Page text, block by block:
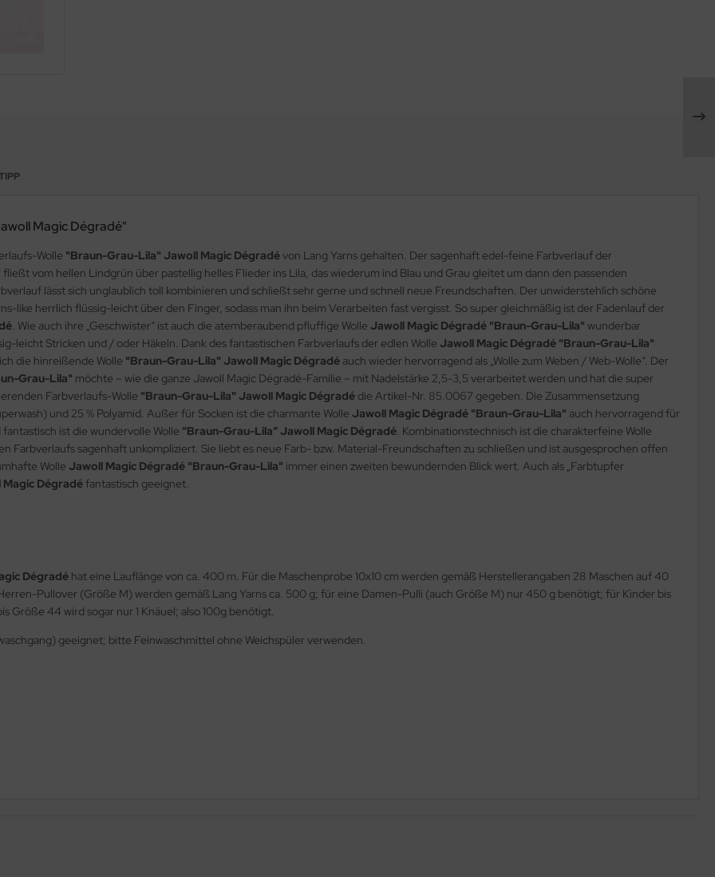
Magic Dégradé"
Wolle "Braun-Grau-Lila" Jawoll Magic Dégradévon Lang Yarns gehalten. Der sagenhaft edel-feine Farbverlauf der
fließt vom hellen Lindgrün über pastellig helles Flieder ins Lila, das wiederum ind Blau und Grau gleitet um dann den passenden
lässt sich unglaublich toll kombinieren und schließt sehr gerne und schnell neue Freundschaften. Der unwiderstehlich schöne
like herrlich flüssig-leicht über den Finger, sodass man ihn beim Verarbeiten fast vergisst. So super gleichmäßig ist der Fadenlauf der
. Wie auch ihre „Geschwister“ ist auch die atemberaubend pfluffige Wolle Jawoll Magic Dégradé "Braun-Grau-Lila" wunderbar
leicht Stricken und / oder Häkeln. Dank des fantastischen Farbverlaufs der edlen Wolle Jawoll Magic Dégradé "Braun-Grau-Lila"
die hinreißende Wolle "Braun-Grau-Lila" Jawoll Magic Dégradé auch wieder hervorragend als „Wolle zum Weben / Web-Wolle“. Der
Grau-Lila" möchte – wie die ganze Jawoll Magic Dégradé-Familie – mit Nadelstärke 2,5-3,5 verarbeitet werden und hat die super
Farbverlaufs-Wolle "Braun-Grau-Lila" Jawoll Magic Dégradé die Artikel-Nr. 85.0067 gegeben. Die Zusammensetzung
und 25 % Polyamid. Außer für Socken ist die charmante Wolle Jawoll Magic Dégradé "Braun-Grau-Lila" auch hervorragend für
ist die wundervolle Wolle “Braun-Grau-Lila“ Jawoll Magic Dégradé . Kombinationstechnisch ist die charakterfeine Wolle
Farbverlaufs sagenhaft unkompliziert. Sie liebt es neue Farb- bzw. Material-Freundschaften zu schließen und ist ausgesprochen offen
Wolle Jawoll Magic Dégradé "Braun-Grau-Lila" immer einen zweiten bewundernden Blick wert. Auch als „Farbtupfer
Dégradéfantastisch geeignet.
Dégradé hat eine Lauflänge von ca. 400 m. Für die Maschenprobe 10x10 cm werden gemäß Herstellerangaben 28 Maschen auf 40
Pullover (Größe M) werden gemäß Lang Yarns ca. 500 g; für eine Damen-Pulli (auch Größe M) nur 450 g benötigt; für Kinder bis
Größe 44 wird sogar nur 1 Knäuel; also 100g benötigt.
geeignet; bitte Feinwaschmittel ohne Weichspüler verwenden.